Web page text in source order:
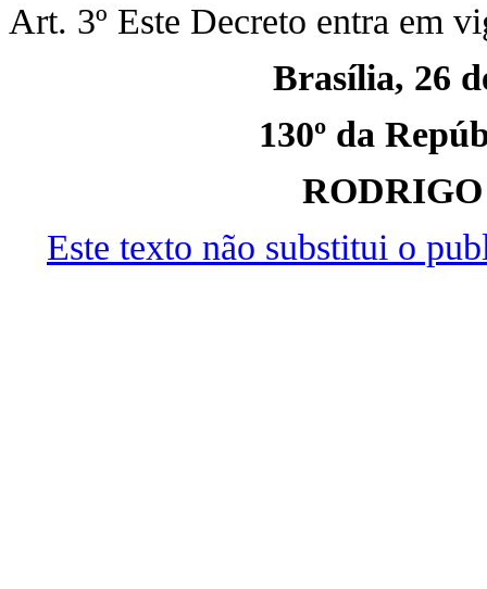
Art. 3º Este Decreto entra em
Brasília, 26
130º da
Este texto não substitui o